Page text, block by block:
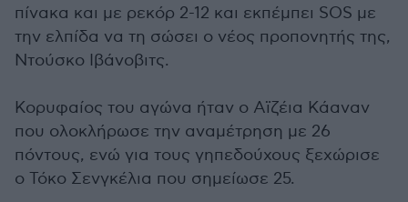
πίνακα και με ρεκόρ 2-12 και εκπέμπει SOS με
την ελπίδα να τη σώσει ο νέος προπονητής της,
Ντούσκο Ιβάνοβιτς.
Κορυφαίος του αγώνα ήταν ο Αϊζέια Κάαναν
που ολοκλήρωσε την αναμέτρηση με 26
πόντους, ενώ για τους γηπεδούχους ξεχώρισε
ο Τόκο Σενγκέλια που σημείωσε 25.